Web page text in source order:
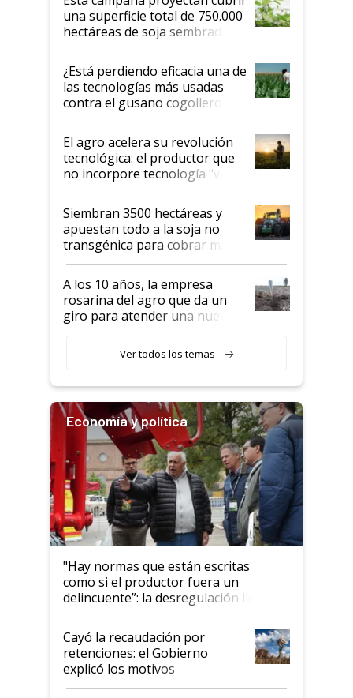
una superficie total de 750.000
hectáreas de soja sembradas
con una nueva generación de
variedades que marcan un
salto tecnológico en genética y
rendimiento
¿Está perdiendo eficacia una de
las tecnologías más usadas
contra el gusano cogollero? El
desafío de una tecnología clave
El agro acelera su revolución
tecnológica: el productor que
no incorpore tecnología "va a
perder el tren"
Siembran 3500 hectáreas y
apuestan todo a la soja no
transgénica para cobrar más
por tonelada: compraron un
semillero
A los 10 años, la empresa
rosarina del agro que da un
giro para atender una nueva
Ver todos los temas
Economía y política
"Hay normas que están escritas
como si el productor fuera un
delincuente”: la desregulación llegó
al Congreso Aapresid y hasta se
habló del financiamiento al IPCVA
Cayó la recaudación por
retenciones: el Gobierno
explicó los motivos